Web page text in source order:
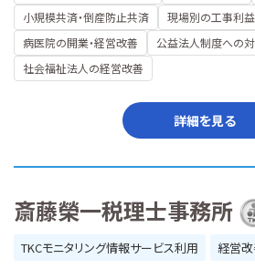
小規模共済・倒産防止共済
現場別の工事利
病医院の開業・経営改善
公益法人制度への
社会福祉法人の経営改善
詳細を見る
斎藤榮一税理士事務所
TKCモニタリング情報サービス利用
経営